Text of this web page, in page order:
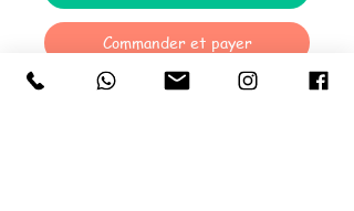
Commander et payer